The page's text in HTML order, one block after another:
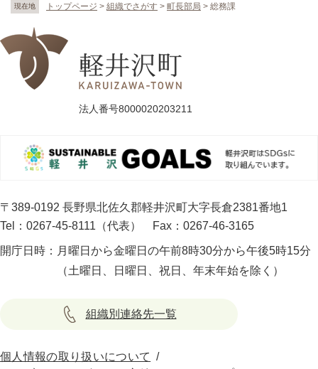
現在地 トップページ > 組織でさがす > 町長部局 > 総務課
法人番号8000020203211
〒389-0192 長野県北佐久郡軽井沢町大字長倉2381番地1
Tel：0267-45-8111（代表）
Fax：0267-46-3165
開庁日時： 月曜日から金曜日の午前8時30分から午後5時15分
（土曜日、日曜日、祝日、年末年始を除く）
組織別連絡先一覧
個人情報の取り扱いについて